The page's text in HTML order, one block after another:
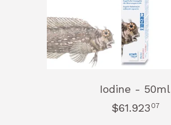
Iodine - 50ml
$61.923 07